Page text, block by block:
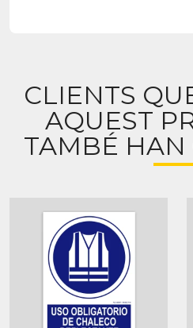
CLIENTS
AQUEST
TAMBÉ HAN